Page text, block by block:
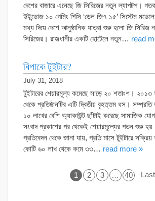
দেশের বাজারে এনেছে জি সিরিজের নতুন ল্যাপটপ।
উইন্ডোজ ১০ গেমিং পিসি ‘ডেল জি৭ ১৫’ সিস্টেম
মধ্য দিয়ে দেশে আনুষ্ঠানিক যাত্রা শুরু হলো জি সিরিজ
সিরিজের। রাজধানীর একটি হোটেলে নতুন… read
বিপাকে টুইটার?
July 31, 2018
টুইটারের শেয়ারমূল্য কমেছে সাড়ে ২০ শতাংশ।
থেকে প্রতিষ্ঠানটির এটি দ্বিতীয় বৃহত্তম ধস।
১০ লাখের বেশি অ্যাকাউন্ট ছাঁটাই করেছে সামাজিক
সংবাদ প্রকাশের পর থেকেই শেয়ারমূল্যের পতন শুরু
প্রতিবেদন থেকে জানা যায়, প্রতি মাসে টুইটারে সক্রিয়
কোটি ৬০ লাখ থেকে কমে ৩৩… read more »
1 2 3 … 40